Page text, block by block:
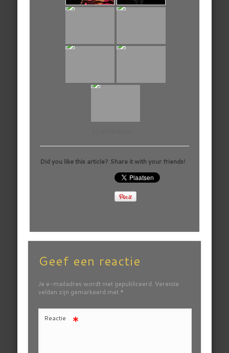
Did you like this article? Share it with your friends!
Geef een reactie
Je e-mailadres wordt niet gepubliceerd. Vereiste
velden zijn gemarkeerd met *
Reactie *